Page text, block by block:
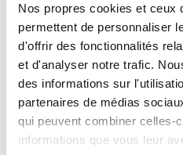
Nos propres cookies et ceux
permettent de personnaliser
d'offrir des fonctionnalités
et d'analyser notre trafic.
des informations sur
partenaires de médias
qui peuvent combiner celles-
informations que vous leur
Payer un
Choisissez le